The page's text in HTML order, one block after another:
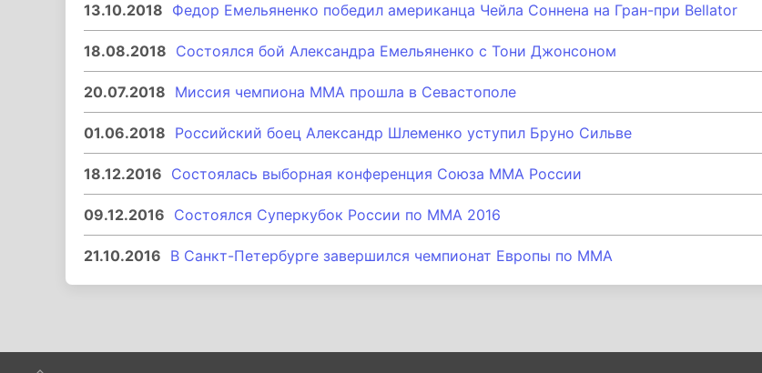
13.10.2018 Федор Емельяненко победил американца Чейла Соннена на Гран-при Bellator
18.08.2018 Состоялся бой Александра Емельяненко с Тони Джонсоном
20.07.2018 Миссия чемпиона ММА прошла в Севастополе
01.06.2018 Российский боец Александр Шлеменко уступил Бруно Сильве
18.12.2016 Состоялась выборная конференция Союза ММА России
09.12.2016 Состоялся Суперкубок России по ММА 2016
21.10.2016 В Санкт-Петербурге завершился чемпионат Европы по ММА